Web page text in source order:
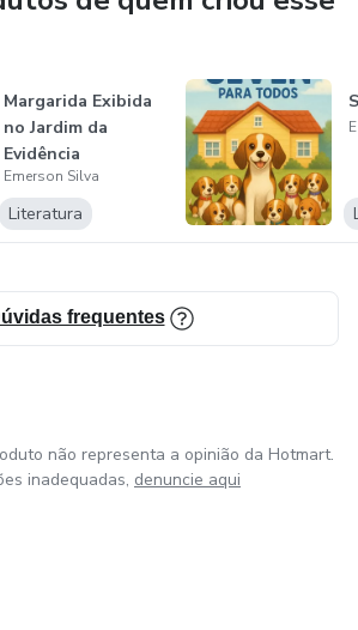
Margarida Exibida
no Jardim da
Evidência
Emerson Silva
Literatura
frequentes
não representa a opinião da Hotmart.
inadequadas, denuncie aqui